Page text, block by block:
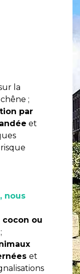
la
;
par
et
nous
ou
et